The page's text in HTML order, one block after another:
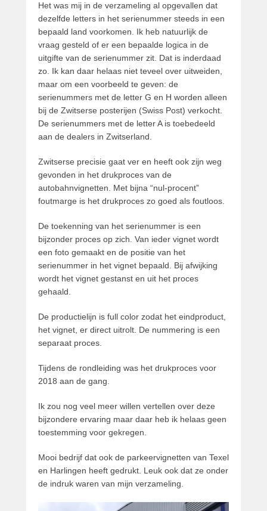
a
t
r
i
c
k
v
a
n
d
e
o
e
Het was mij in de verzameling al opgevallen dat
dezelfde letters in het serienummer steeds in een
bepaald land voorkomen. Ik heb natuurlijk de
vraag gesteld of er een bepaalde logica in de
uitgifte van de serienummer zit. Dat is inderdaad
zo. Ik kan daar helaas niet teveel over uitweiden,
maar om een voorbeeld te geven: de
serienummers met de letter G en H worden alleen
bij de Zwitserse posterijen (Swiss Post) verkocht.
De serienummers met de letter A is toebedeeld
aan de dealers in Zwitserland.
Zwitserse precisie gaat ver en heeft ook zijn weg
gevonden in het drukproces van de
autobahnvignetten. Met bijna “nul-procent”
foutmarge is het drukproces zo goed als foutloos.
De toekenning van het serienummer is een
bijzonder proces op zich. Van ieder vignet wordt
een foto gemaakt en de positie van het
serienummer in het vignet bepaald. Bij afwijking
wordt het vignet gestanst en uit het proces
gehaald.
De productielijn is full color zodat het eindproduct,
het vignet, er direct uitrolt. De nummering is een
separaat proces.
Tijdens de rondleiding was het drukproces voor
2018 aan de gang.
Ik zou nog veel meer willen vertellen over deze
bijzondere ervaring maar daar heb ik helaas geen
toestemming voor gekregen.
Mooi bedrijf dat ook de parkeervignetten van Texel
en Harlingen heeft gedrukt. Leuk ook dat ze onder
de indruk waren van mijn verzameling.